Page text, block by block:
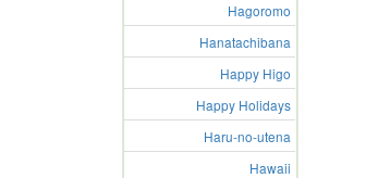
Hagoromo
Hanatachibana
Happy Higo
Happy Holidays
Haru-no-utena
Hawaii